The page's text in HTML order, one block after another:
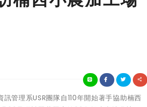
管理系USR團隊自110年開始著手協助楠西